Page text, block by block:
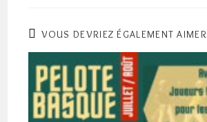
VOUS DEVRIEZ ÉGALEMENT AIMER